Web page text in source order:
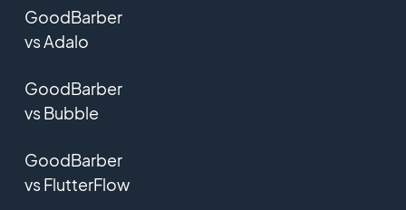
GoodBarber
vs Adalo
GoodBarber
vs Bubble
GoodBarber
vs FlutterFlow